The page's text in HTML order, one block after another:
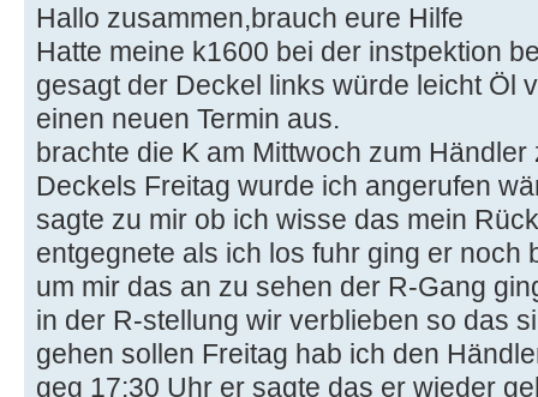
Hallo zusammen,brauch eure Hilfe
Hatte meine k1600 bei der instpektion
gesagt der Deckel links würde leicht Öl
einen neuen Termin aus.
brachte die K am Mittwoch zum
Deckels Freitag wurde ich angerufen
sagte zu mir ob ich wisse das mein
entgegnete als ich los fuhr ging er noch
um mir das an zu sehen der R-Gang
in der R-stellung wir verblieben so das
gehen sollen Freitag hab ich den
geg 17:30 Uhr er sagte das er wieder